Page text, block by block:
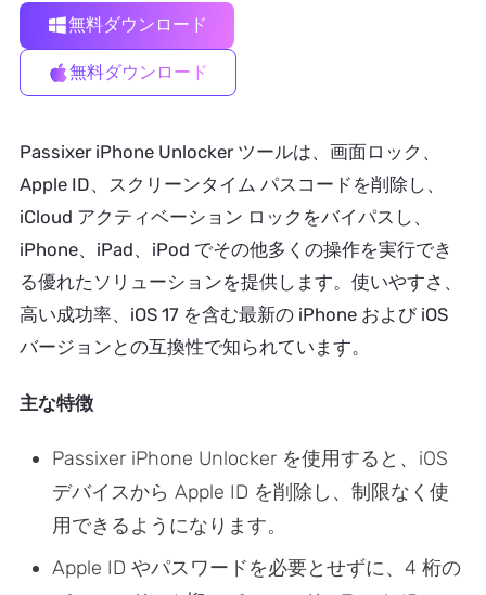
無料ダウンロード
無料ダウンロード
Passixer iPhone Unlocker ツールは、画面ロック、
Apple ID、スクリーンタイム パスコードを削除し、
iCloud アクティベーション ロックをバイパスし、
iPhone、iPad、iPod でその他多くの操作を実行でき
る優れたソリューションを提供します。使いやすさ、
高い成功率、iOS 17 を含む最新の iPhone および iOS
バージョンとの互換性で知られています。
主な特徴
Passixer iPhone Unlocker を使用すると、iOS
デバイスから Apple ID を削除し、制限なく使
用できるようになります。
Apple ID やパスワードを必要とせずに、4 桁の